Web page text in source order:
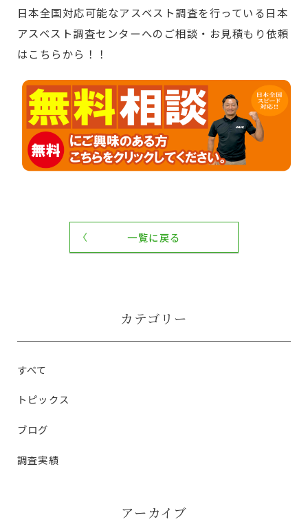
日本全国対応可能なアスベスト調査を行っている日本
アスベスト調査センターへのご相談・お見積もり依頼
はこちらから！！
一覧に戻る
カテゴリー
すべて
トピックス
ブログ
調査実績
アーカイブ